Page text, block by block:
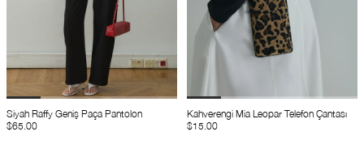
Siyah Raffy Geniş Paça Pantolon
$65.00
Kahverengi Mia Leopar Telefon Çantası
$15.00